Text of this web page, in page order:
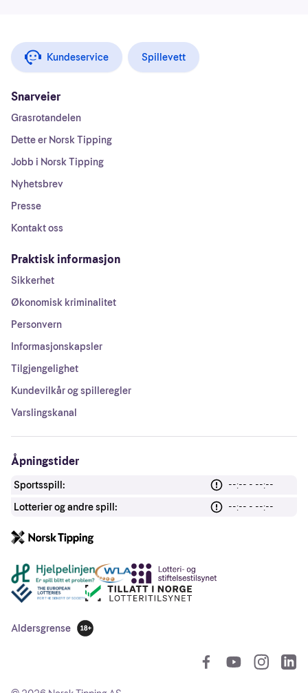
Kundeservice Spillevett
Snarveier
Grasrotandelen
Dette er Norsk Tipping
Jobb i Norsk Tipping
Nyhetsbrev
Presse
Kontakt oss
Praktisk informasjon
Sikkerhet
Økonomisk kriminalitet
Personvern
Informasjonskapsler
Tilgjengelighet
Kundevilkår og spilleregler
Varslingskanal
Åpningstider
Sportsspill:
--:-- - --:--
Lotterier og andre spill:
--:-- - --:--
Andre lenker
Aldersgrense
18 år